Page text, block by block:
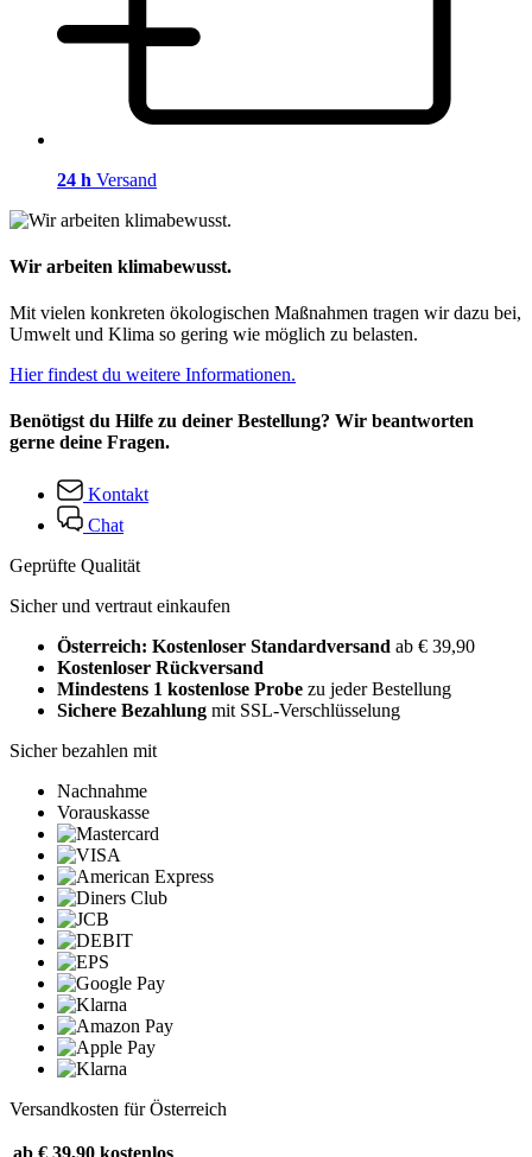
24 h Versand
Wir arbeiten klimabewusst.
Mit vielen konkreten ökologischen Maßnahmen tragen wir dazu bei,
Umwelt und Klima so gering wie möglich zu belasten.
Hier findest du weitere Informationen.
Benötigst du Hilfe zu deiner Bestellung? Wir beantworten
gerne deine Fragen.
Kontakt
Chat
Geprüfte Qualität
Sicher und vertraut einkaufen
Österreich: Kostenloser Standardversand ab € 39,90
Kostenloser Rückversand
Mindestens 1 kostenlose Probe zu jeder Bestellung
Sichere Bezahlung mit SSL-Verschlüsselung
Sicher bezahlen mit
Nachnahme
Vorauskasse
Versandkosten für Österreich
ab € 39,90 kostenlos